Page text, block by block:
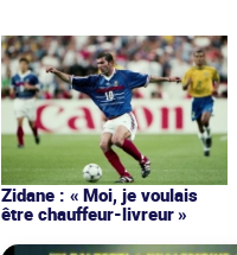
Zidane : « Moi, je voulais
être chauffeur-livreur »